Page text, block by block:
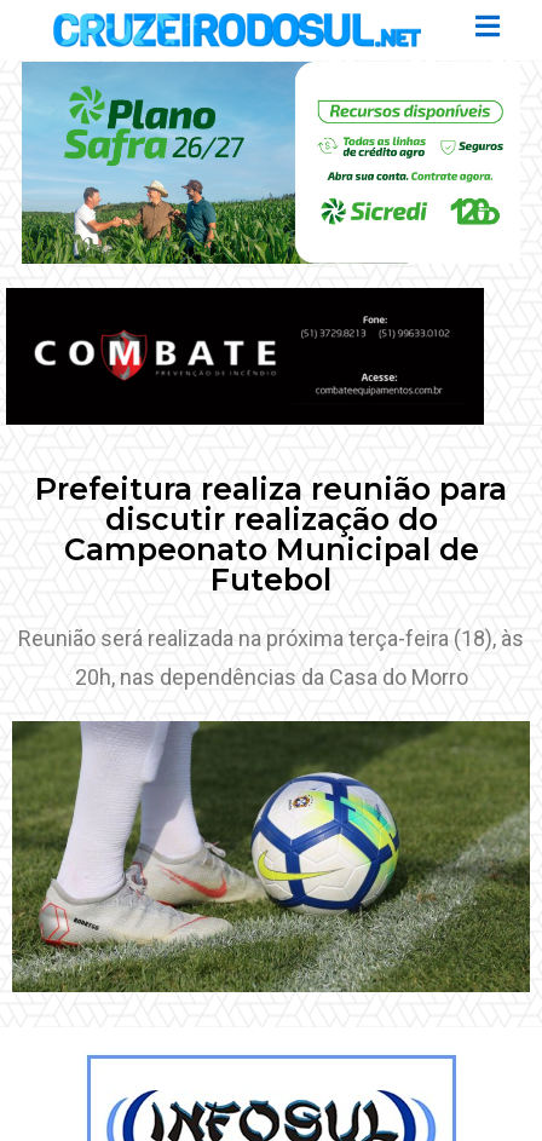
Prefeitura realiza reunião para
discutir realização do
Campeonato Municipal de
Futebol
Reunião será realizada na próxima terça-feira (18), às
20h, nas dependências da Casa do Morro